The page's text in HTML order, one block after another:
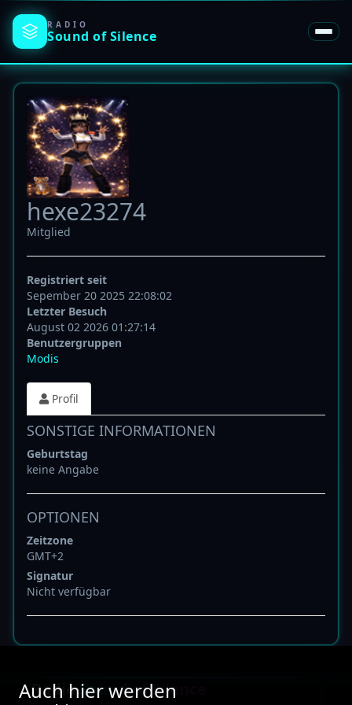
Auch hier werden
RADIO
Sound ofSilence
hexe23274
Mitglied
Registriert seit
Sepember 20 2025 22:08:02
Letzter Besuch
August 02 2026 01:27:14
Benutzergruppen
Modis
Profil
SONSTIGE INFORMATIONEN
Geburtstag
keine Angabe
OPTIONEN
Zeitzone
GMT+2
Signatur
Nicht verfügbar
RadioSound of Silence